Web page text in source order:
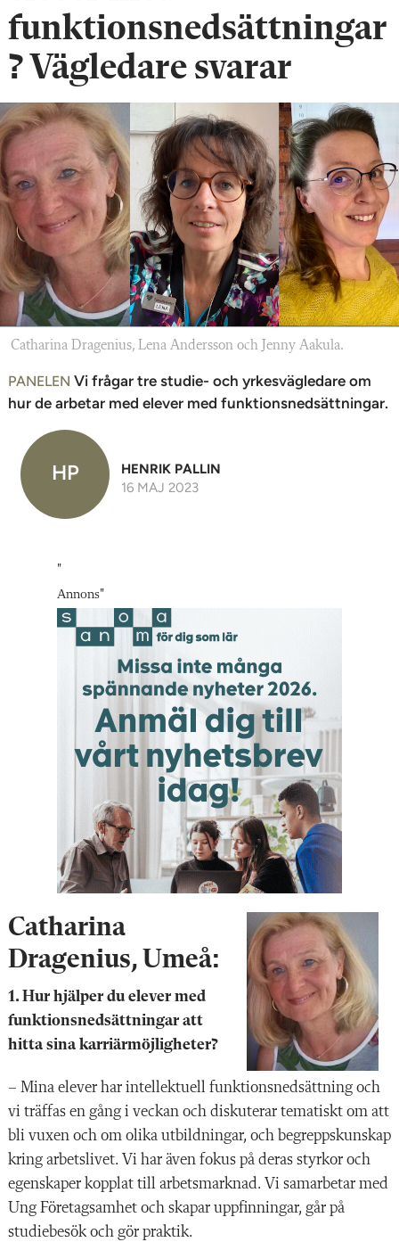
funktionsnedsättningar
? Vägledare svarar
Catharina Dragenius, Lena Andersson och Jenny Aakula.
PANELEN Vi frågar tre studie- och yrkesvägledare om
hur de arbetar med elever med funktionsnedsättningar.
HP
HENRIK PALLIN
16 MAJ 2023
"
Annons"
Catharina
Dragenius, Umeå:
1. Hur hjälper du elever med
funktionsnedsättningar att
hitta sina karriärmöjligheter?
– Mina elever har intellektuell funktionsnedsättning och
vi träffas en gång i veckan och diskuterar tematiskt om att
bli vuxen och om olika utbildningar, och begreppskunskap
kring arbetslivet. Vi har även fokus på deras styrkor och
egenskaper kopplat till arbetsmarknad. Vi samarbetar med
Ung Företagsamhet och skapar uppfinningar, går på
studiebesök och gör praktik.